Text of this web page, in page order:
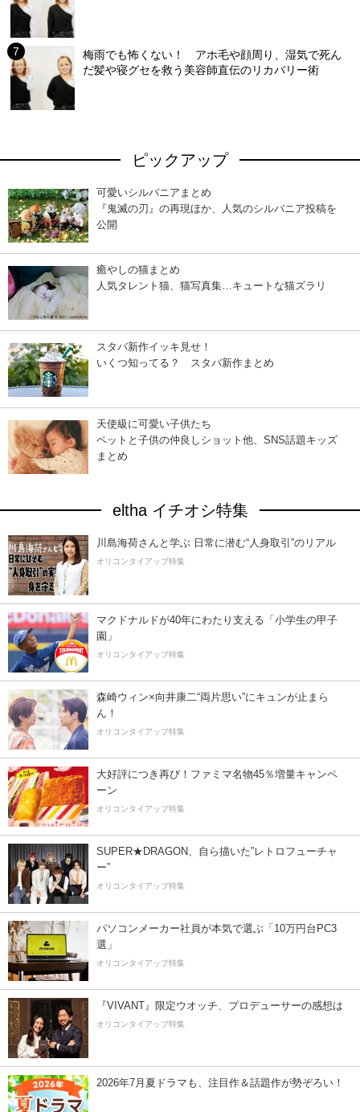
梅雨でも怖くない！ アホ毛や顔周り、湿気で死ん
だ髪や寝グセを救う美容師直伝のリカバリー術
ピックアップ
可愛いシルバニアまとめ
『鬼滅の刃』の再現ほか、人気のシルバニア投稿を
公開
癒やしの猫まとめ
人気タレント猫、猫写真集…キュートな猫ズラリ
スタバ新作イッキ見せ！
いくつ知ってる？ スタバ新作まとめ
天使級に可愛い子供たち
ペットと子供の仲良しショット他、SNS話題キッズ
まとめ
eltha イチオシ特集
川島海荷さんと学ぶ 日常に潜む“人身取引”のリアル
オリコンタイアップ特集
マクドナルドが40年にわたり支える「小学生の甲子
園」
オリコンタイアップ特集
森崎ウィン×向井康二“両片思い”にキュンが止まら
ん！
オリコンタイアップ特集
大好評につき再び！ファミマ名物45％増量キャンペ
ーン
オリコンタイアップ特集
SUPER★DRAGON、自ら描いた”レトロフューチャ
ー”
オリコンタイアップ特集
パソコンメーカー社員が本気で選ぶ「10万円台PC3
選」
オリコンタイアップ特集
『VIVANT』限定ウオッチ、プロデューサーの感想は
オリコンタイアップ特集
2026年7月夏ドラマも、注目作＆話題作が勢ぞろい！